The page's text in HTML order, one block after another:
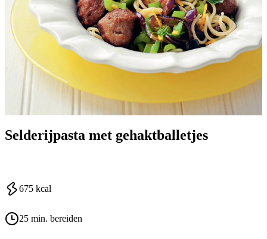
Selderijpasta met gehaktballetjes
675 kcal
25 min. bereiden